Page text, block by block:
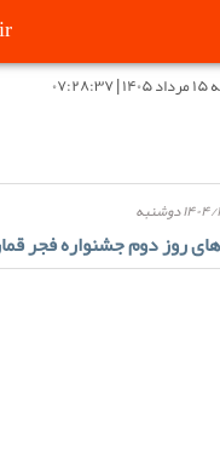
دوشنبه
روز دوم جشنواره فجر